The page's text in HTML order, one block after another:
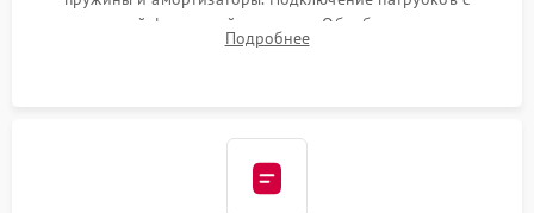
надежной фиксацией хомутами. Обработка стыков
герметиком для предотвращения возможных протечек воды.
Подробнее